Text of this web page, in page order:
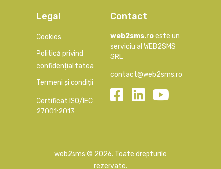
Legal
Cookies
Politică privind
confidențialitatea
Termeni și condiții
Certificat ISO/IEC
27001:2013
Contact
web2sms.roeste un
serviciu al WEB2SMS
SRL
contact@web2sms.ro
web2sms © 2026. Toate drepturile
rezervate.